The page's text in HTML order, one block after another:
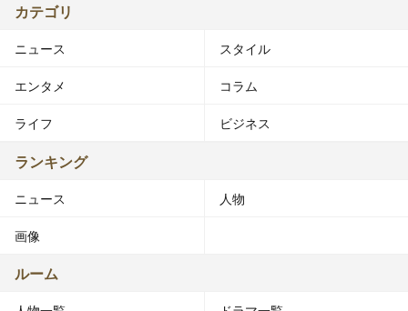
カテゴリ
ニュース スタイル
エンタメ コラム
ライフ ビジネス
ランキング
ニュース 人物
画像
ルーム